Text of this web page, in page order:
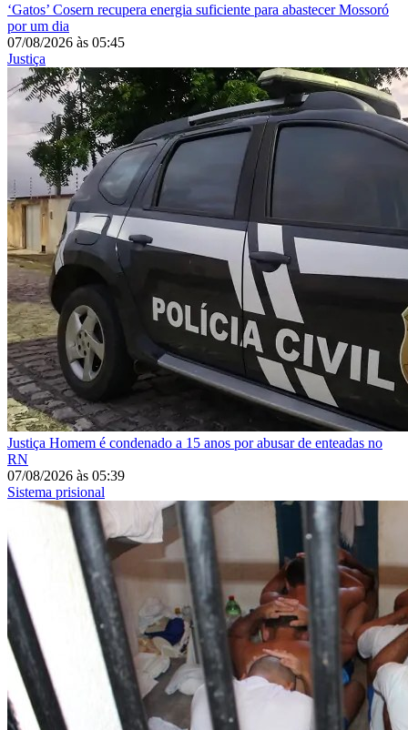
‘Gatos’ Cosern recupera energia suficiente para abastecer Mossoró
por um dia
07/08/2026 às 05:45
Justiça
Justiça Homem é condenado a 15 anos por abusar de enteadas no
RN
07/08/2026 às 05:39
Sistema prisional